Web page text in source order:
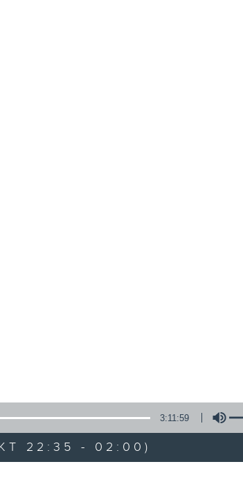
3:11:59
22:35 - 02:00)